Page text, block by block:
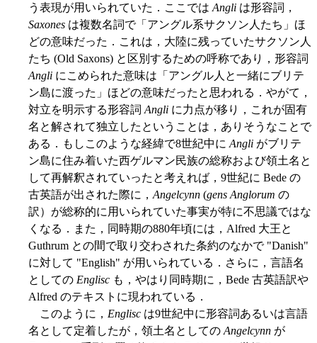
う表現が用いられていた．ここでは Angli は形容詞，
Saxones は複数名詞で「アングル系サクソン人たち」ほ
どの意味だった．これは，大陸に残っていたサクソン人
たち (Old Saxons) と区別するための呼称であり，形容詞
Angli にこめられた意味は「アングル人と一緒にブリテ
ン島に渡った」ほどの意味だったと思われる．やがて，
対立を明示する形容詞 Angli に力点が移り，これが固有
名と解されて独立したということは，ありそうなことで
ある．もしこのような経緯で8世紀中に Angli がブリテ
ン島に住み着いた西ゲルマン民族の総称および領土名と
して再解釈されていったと考えれば，9世紀に Bede の
古英語が出された際に， Angelcynn (gens Anglorum の
訳）が総称的に用いられていた事実が特に不思議ではな
くなる．また，同時期の880年頃には，Alfred 大王と
Guthrum との間で取り交わされた条約のなかで "Danish"
に対して "English" が用いられている．さらに，言語名
としての Englisc も，やはり同時期に，Bede 古英語訳や
Alfred のテキストに現われている．
このように， Englisc は9世紀中に形容詞あるいは言語
名として定着したが，領土名としての Angelcynn が